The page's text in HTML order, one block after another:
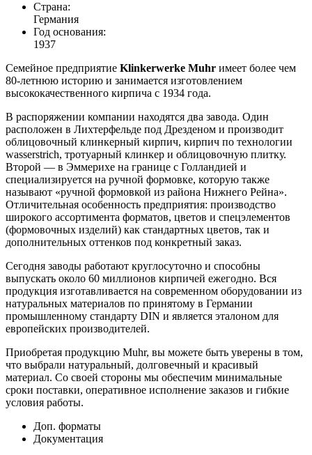
Страна:
Германия
Год основания:
1937
Семейное предприятие Klinkerwerke Muhr имеет более чем
80-летнюю историю и занимается изготовлением
высококачественного кирпича с 1934 года.
В распоряжении компании находятся два завода. Один
расположен в Лихтерфельде под Дрезденом и производит
облицовочный клинкерный кирпич, кирпич по технологии
wasserstrich, тротуарный клинкер и облицовочную плитку.
Второй — в Эммерихе на границе с Голландией и
специализируется на ручной формовке, которую также
называют «ручной формовкой из района Нижнего Рейна».
Отличительная особенность предприятия: производство
широкого ассортимента форматов, цветов и спецэлементов
(формовочных изделий) как стандартных цветов, так и
дополнительных оттенков под конкретный заказ.
Сегодня заводы работают круглосуточно и способны
выпускать около 60 миллионов кирпичей ежегодно. Вся
продукция изготавливается на современном оборудовании из
натуральных материалов по принятому в Германии
промышленному стандарту DIN и является эталоном для
европейских производителей.
Приобретая продукцию Muhr, вы можете быть уверены в том,
что выбрали натуральный, долговечный и красивый
материал. Со своей стороны мы обеспечим минимальные
сроки поставки, оперативное исполнение заказов и гибкие
условия работы.
Доп. форматы
Документация